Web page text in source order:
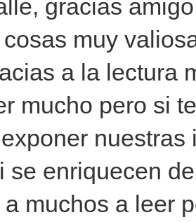
gracias
muy
a la lectura
mucho pero si
se enriquecen
muchos a leer